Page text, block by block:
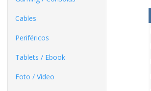
Cables
Periféricos
Tablets / Ebook
Foto / Video